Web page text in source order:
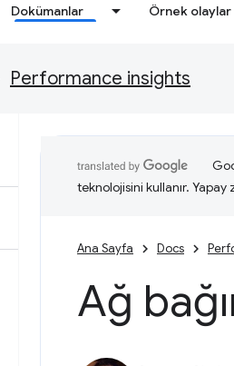
Dokümanlar Örnek olaylar
Performance insights
teknolojisini kullanır.
Ana Sayfa Docs
Ağ